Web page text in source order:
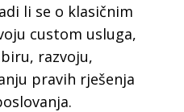
li se o klasičnim
custom usluga,
razvoju,
pravih rješenja